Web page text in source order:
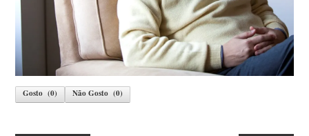
Gosto (0) Não Gosto (0)